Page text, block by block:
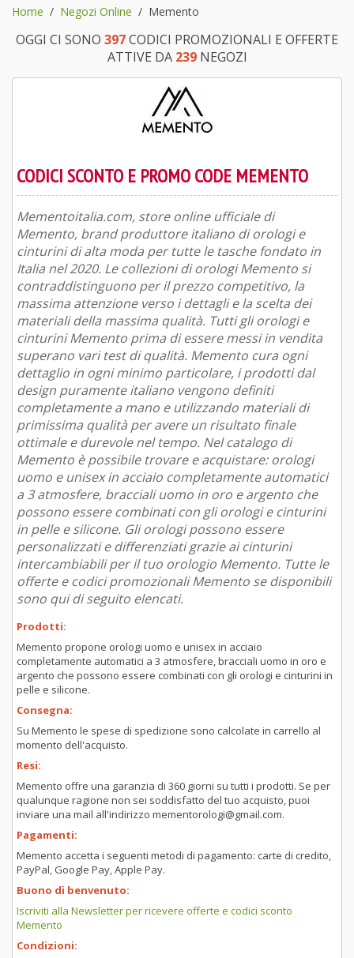
Home Negozi Online Memento
OGGI CI SONO 397CODICI PROMOZIONALI E OFFERTE
ATTIVE DA 239NEGOZI
CODICI SCONTO E PROMO CODE MEMENTO
Mementoitalia.com, store online ufficiale di
Memento, brand produttore italiano di orologi e
cinturini di alta moda per tutte le tasche fondato in
Italia nel 2020. Le collezioni di orologi Memento si
contraddistinguono per il prezzo competitivo, la
massima attenzione verso i dettagli e la scelta dei
materiali della massima qualità. Tutti gli orologi e
cinturini Memento prima di essere messi in vendita
superano vari test di qualità. Memento cura ogni
dettaglio in ogni minimo particolare, i prodotti dal
design puramente italiano vengono definiti
completamente a mano e utilizzando materiali di
primissima qualità per avere un risultato finale
ottimale e durevole nel tempo. Nel catalogo di
Memento è possibile trovare e acquistare: orologi
uomo e unisex in acciaio completamente automatici
a 3 atmosfere, bracciali uomo in oro e argento che
possono essere combinati con gli orologi e cinturini
in pelle e silicone. Gli orologi possono essere
personalizzati e differenziati grazie ai cinturini
intercambiabili per il tuo orologio Memento. Tutte le
offerte e codici promozionali Memento se disponibili
sono qui di seguito elencati.
Prodotti:
Memento propone orologi uomo e unisex in acciaio
completamente automatici a 3 atmosfere, bracciali uomo in oro e
argento che possono essere combinati con gli orologi e cinturini in
pelle e silicone.
Consegna:
Su Memento le spese di spedizione sono calcolate in carrello al
momento dell'acquisto.
Resi:
Memento offre una garanzia di 360 giorni su tutti i prodotti. Se per
qualunque ragione non sei soddisfatto del tuo acquisto, puoi
inviare una mail all'indirizzo mementorologi@gmail.com.
Pagamenti:
Memento accetta i seguenti metodi di pagamento: carte di credito,
PayPal, Google Pay, Apple Pay.
Buono di benvenuto:
Iscriviti alla Newsletter per ricevere offerte e codici sconto
Memento
Condizioni: